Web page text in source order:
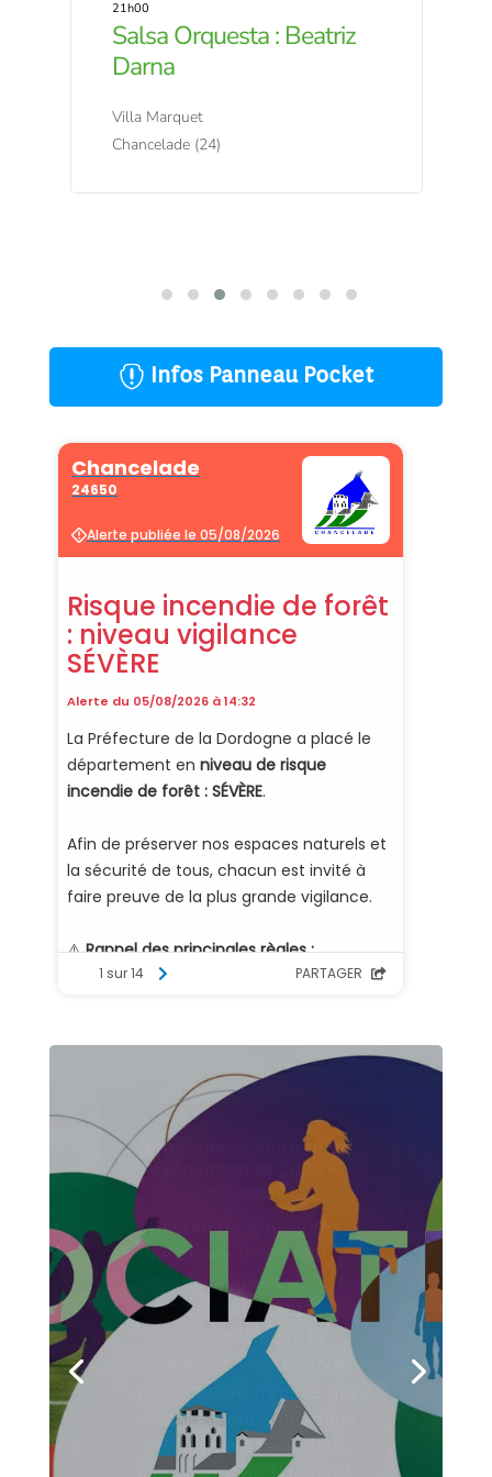
21h00
Salsa Orquesta : Beatriz
Darna
Villa Marquet
Chancelade (24)
ic
_s
hi
d
ic
Infos Panneau Pocket
Les associations
Chanceladaises
À Chancelade, la vie
associative occupe une
place essentielle.
Véritables moteurs de
dynamisme local, les
associations
rassemblent des
habitants de tous âges
et de tous horizons
autour d’activités variées